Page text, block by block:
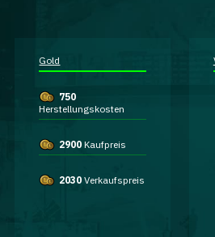
Gold
750
Herstellungskosten
2900 Kaufpreis
2030 Verkaufspreis